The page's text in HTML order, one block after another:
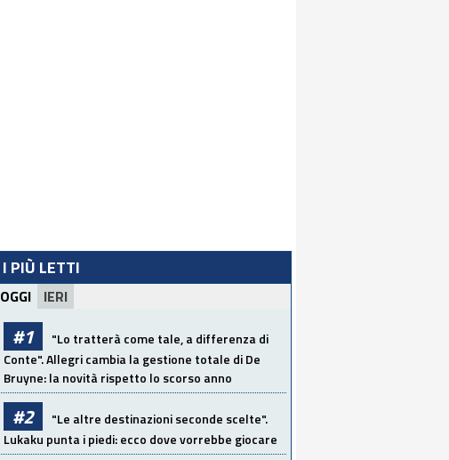
I PIÙ LETTI
OGGI IERI
#1
"Lo tratterà come tale, a differenza di
Conte". Allegri cambia la gestione totale di De
Bruyne: la novità rispetto lo scorso anno
#2
"Le altre destinazioni seconde scelte".
Lukaku punta i piedi: ecco dove vorrebbe giocare